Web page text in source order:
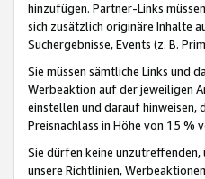
hinzufügen. Partner-Links
sich zusätzlich originäre Inhalte
Suchergebnisse, Events (z. B.
Sie müssen sämtliche Links und
Werbeaktion auf der jeweiligen
einstellen und darauf hinweisen,
Preisnachlass in Höhe von 15 %
Sie dürfen keine
unsere Richtlinien,